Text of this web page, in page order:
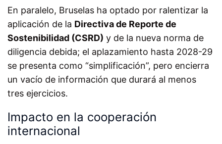
En paralelo, Bruselas ha optado por ralentizar la
aplicación de la Directiva de Reporte de
Sostenibilidad (CSRD) y de la nueva norma de
diligencia debida; el aplazamiento hasta 2028-29
se presenta como “simplificación”, pero encierra
un vacío de información que durará al menos
tres ejercicios.
Impacto en la cooperación
internacional